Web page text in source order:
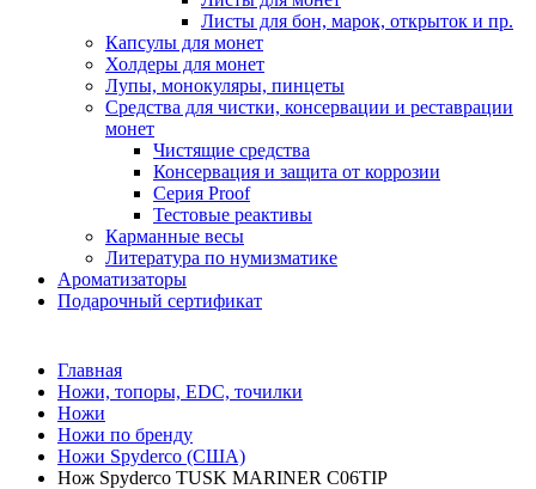
Листы для бон, марок, открыток и пр.
Капсулы для монет
Холдеры для монет
Лупы, монокуляры, пинцеты
Средства для чистки, консервации и реставрации
монет
Чистящие средства
Консервация и защита от коррозии
Серия Proof
Тестовые реактивы
Карманные весы
Литература по нумизматике
Ароматизаторы
Подарочный сертификат
Главная
Ножи, топоры, EDC, точилки
Ножи
Ножи по бренду
Ножи Spyderco (США)
Нож Spyderco TUSK MARINER C06TIP